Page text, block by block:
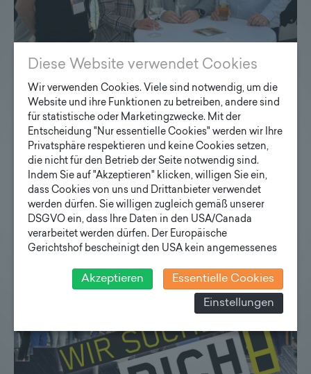
Lichttechnischer Kongress 2026
Unter dem Motto "Licht im Wandel - zwischen
Digitalisierung, Nachhaltigkeit und Innovation" fand
der Lichttechnische Kongress der LTG Österreich im
Haus der Digitalisierung in Tulln an der Donau statt.
Diese Website verwendet Cookies
Wir verwenden Cookies. Viele sind notwendig, um die
Website und ihre Funktionen zu betreiben, andere sind
für statistische oder Marketingzwecke. Mit der
Entscheidung "Nur essentielle Cookies" werden wir Ihre
Privatsphäre respektieren und keine Cookies setzen,
die nicht für den Betrieb der Seite notwendig sind.
Indem Sie auf "Akzeptieren" klicken, willigen Sie ein,
dass Cookies von uns und Drittanbieter verwendet
werden dürfen. Sie willigen zugleich gemäß unserer
DSGVO ein, dass Ihre Daten in den USA/Canada
verarbeitet werden dürfen. Der Europäische
Gerichtshof bescheinigt den USA kein angemessenes
Risiko, dass ihre Daten durch US-Behörden, zu
Kontroll- und zu Überwachungszwecken, verarbeitet
werden und dagegen keine wirksamen Rechtsbehelfe
Bildschirmrand ein Cookie-Icon wo Sie jederzeit Ihre
Einwilligung widerrufen und Widerspruch ausüben.
Weitere Infomationen finden Sie hier:
Akzeptieren Essentielle Cookies
Einstellungen